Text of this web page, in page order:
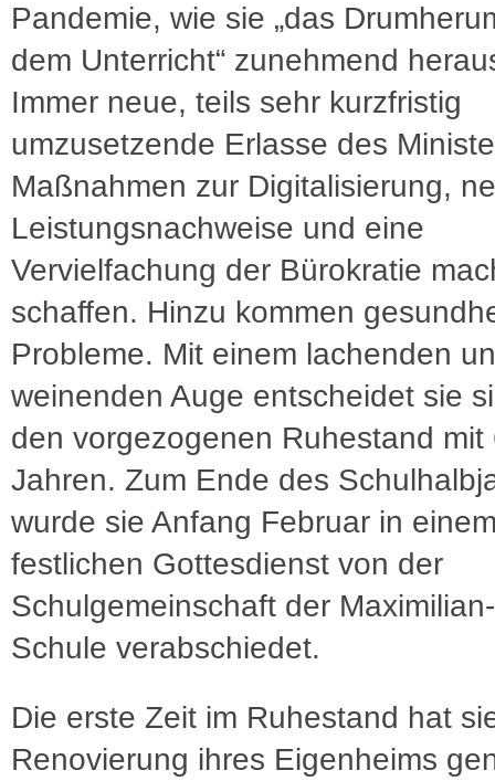
Pandemie, wie sie „das
dem Unterricht“ zunehmend
Immer neue, teils sehr kurzfristig
umzusetzende Erlasse des
Maßnahmen zur Digitalisierung,
Leistungsnachweise und eine
Vervielfachung der Bürokratie
schaffen. Hinzu kommen
Probleme. Mit einem lachenden
weinenden Auge entscheidet sie
den vorgezogenen Ruhestand mit
Jahren. Zum Ende des
wurde sie Anfang Februar in
festlichen Gottesdienst von der
Schulgemeinschaft der
Schule verabschiedet.
Die erste Zeit im Ruhestand hat
Renovierung ihres Eigenheims